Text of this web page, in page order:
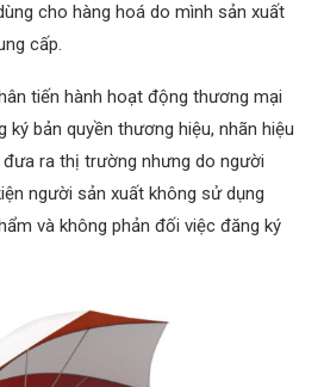
cho hàng hoá do mình sản xuất
cấp.
tiến hành hoạt động thương mại
ký bản quyền thương hiệu, nhãn hiệu
ra thị trường nhưng do người
người sản xuất không sử dụng
và không phản đối việc đăng ký